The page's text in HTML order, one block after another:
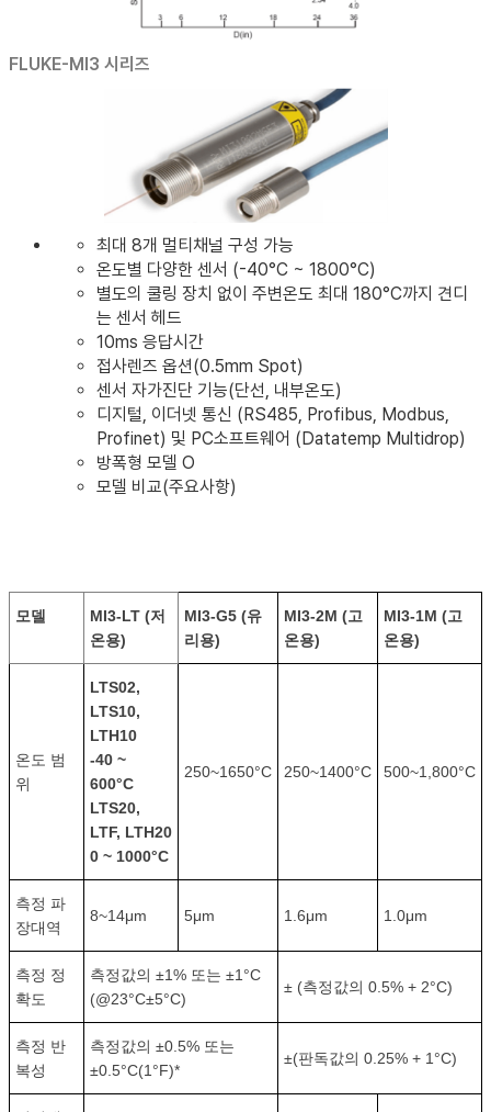
FLUKE-MI3 시리즈
최대 8개 멀티채널 구성 가능
온도별 다양한 센서 (-40°C ~ 1800°C)
별도의 쿨링 장치 없이 주변온도 최대 180°C까지 견디
는 센서 헤드
10ms 응답시간
접사렌즈 옵션(0.5mm Spot)
센서 자가진단 기능(단선, 내부온도)
디지털, 이더넷 통신 (RS485, Profibus, Modbus,
Profinet) 및 PC소프트웨어 (Datatemp Multidrop)
방폭형 모델 O
모델 비교(주요사항)
모델
MI3-LT (저
온용)
MI3-G5 (유
리용)
MI3-2M (고
온용)
MI3-1M (고
온용)
온도 범
위
LTS02,
LTS10,
LTH10
-40 ~
600°C
LTS20,
LTF, LTH20
0 ~ 1000°C
250~1650°C 250~1400°C 500~1,800°C
측정 파
장대역
8~14μm 5μm 1.6μm 1.0μm
측정 정
확도
측정값의 ±1% 또는 ±1°C
(@23°C±5°C)
± (측정값의 0.5% + 2°C)
측정 반
복성
측정값의 ±0.5% 또는
±0.5°C(1°F)*
±(판독값의 0.25% + 1°C)